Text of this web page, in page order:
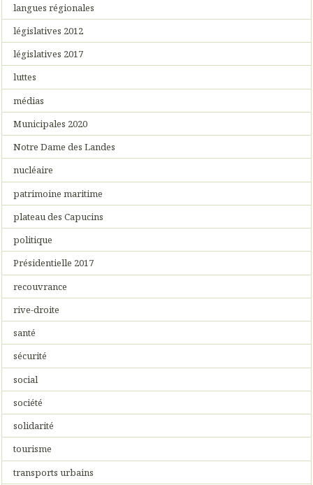
langues régionales
législatives 2012
législatives 2017
luttes
médias
Municipales 2020
Notre Dame des Landes
nucléaire
patrimoine maritime
plateau des Capucins
politique
Présidentielle 2017
recouvrance
rive-droite
santé
sécurité
social
société
solidarité
tourisme
transports urbains